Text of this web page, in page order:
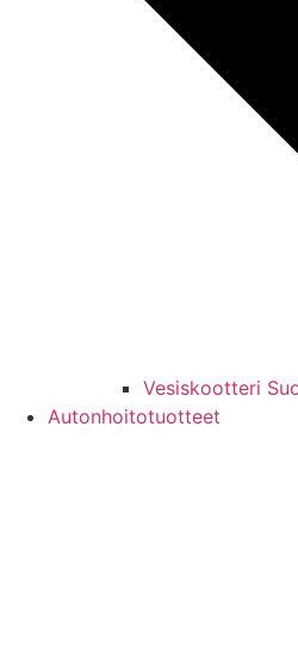
Vesiskootteri
Autonhoitotuotteet